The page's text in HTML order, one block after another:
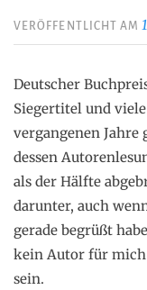
VERÖFFENTLICHT AM
Deutscher
Siegertitel und
vergangenen Jahre
dessen
als der Hälfte
darunter, auch
gerade begrüßt
kein Autor für mich
sein.